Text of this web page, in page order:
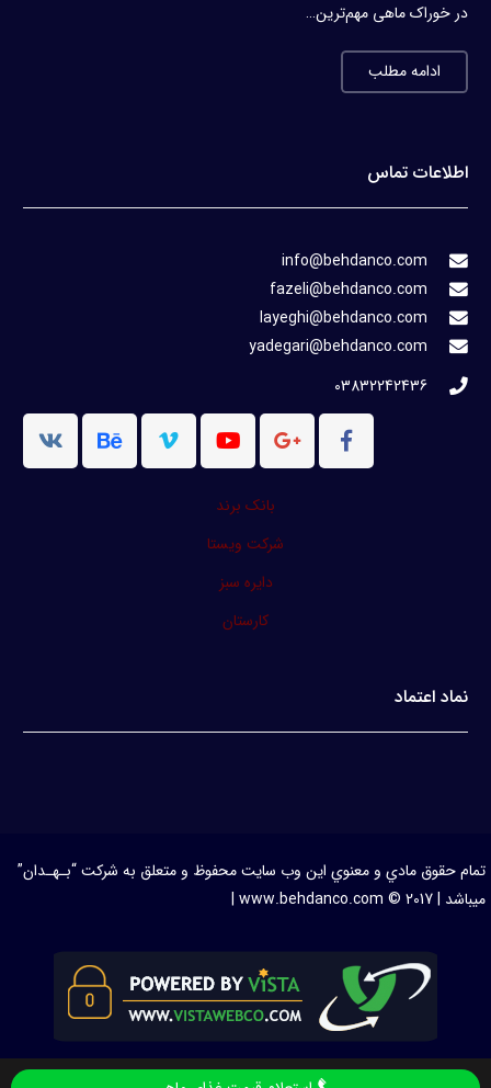
در خوراک ماهی مهم‌ترین…
ادامه مطلب
اطلاعات تماس
info@behdanco.com
fazeli@behdanco.com
layeghi@behdanco.com
yadegari@behdanco.com
03832242436
بانک برند
شرکت ویستا
دایره سبز
کارستان
نماد اعتماد
تمام حقوق مادي و معنوي اين وب سايت محفوظ و متعلق به شرکت “بـهـدان”
ميباشد | www.behdanco.com © 2017 |